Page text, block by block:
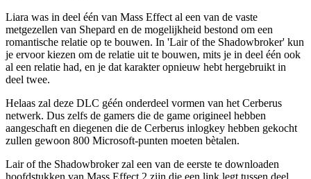
Liara was in deel één van Mass Effect al een van de vaste
metgezellen van Shepard en de mogelijkheid bestond om een
romantische relatie op te bouwen. In 'Lair of the Shadowbroker' kun
je ervoor kiezen om de relatie uit te bouwen, mits je in deel één ook
al een relatie had, en je dat karakter opnieuw hebt hergebruikt in
deel twee.
Helaas zal deze DLC géén onderdeel vormen van het Cerberus
netwerk. Dus zelfs de gamers die de game origineel hebben
aangeschaft en diegenen die de Cerberus inlogkey hebben gekocht
zullen gewoon 800 Microsoft-punten moeten bètalen.
Lair of the Shadowbroker zal een van de eerste te downloaden
hoofdstukken van Mass Effect 2 zijn die een link legt tussen deel